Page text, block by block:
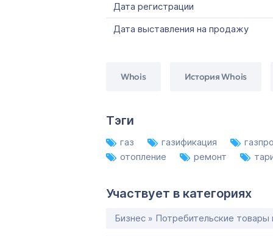
Дата регистрации
Дата выставления на продажу
Whois История Whois
Тэги
газ газификация
отопление
ремонт
Участвует в категориях
Бизнес » Потребительские товары